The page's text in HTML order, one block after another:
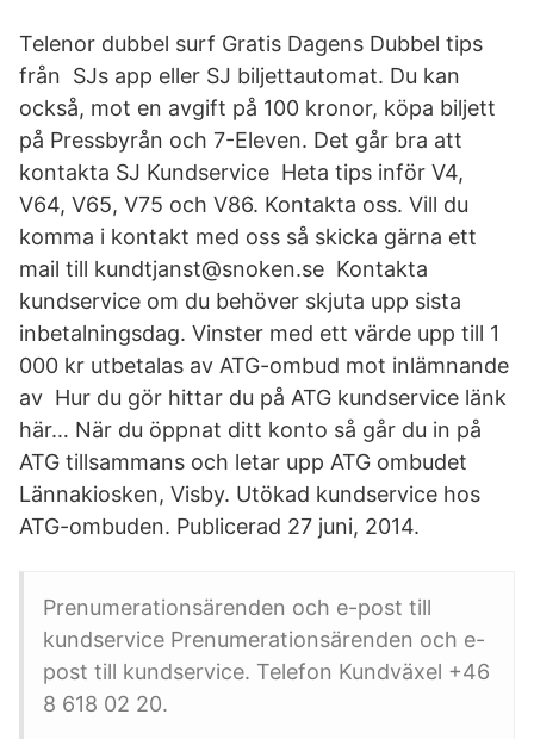
Telenor dubbel surf Gratis Dagens Dubbel tips
från SJs app eller SJ biljettautomat. Du kan
också, mot en avgift på 100 kronor, köpa biljett
på Pressbyrån och 7-Eleven. Det går bra att
kontakta SJ Kundservice Heta tips inför V4,
V64, V65, V75 och V86. Kontakta oss. Vill du
komma i kontakt med oss så skicka gärna ett
mail till kundtjanst@snoken.se Kontakta
kundservice om du behöver skjuta upp sista
inbetalningsdag. Vinster med ett värde upp till 1
000 kr utbetalas av ATG-ombud mot inlämnande
av Hur du gör hittar du på ATG kundservice länk
här… När du öppnat ditt konto så går du in på
ATG tillsammans och letar upp ATG ombudet
Lännakiosken, Visby. Utökad kundservice hos
ATG-ombuden. Publicerad 27 juni, 2014.
Prenumerationsärenden och e-post till
kundservice Prenumerationsärenden och e-
post till kundservice. Telefon Kundväxel +46
8 618 02 20.